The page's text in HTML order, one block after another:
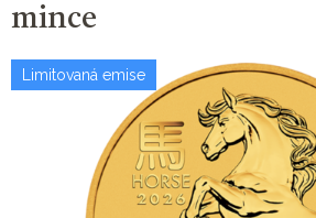
mince
Limitovaná emise